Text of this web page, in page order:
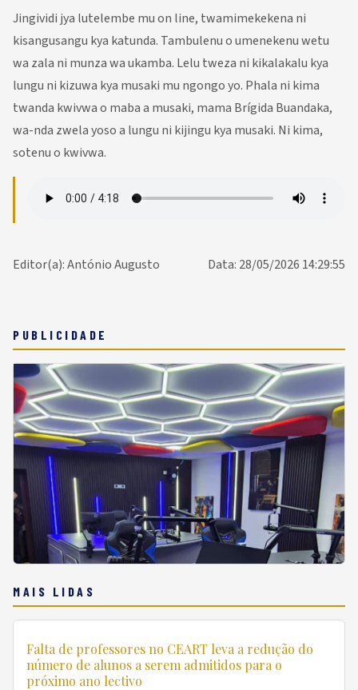
Jingividi jya lutelembe mu on line, twamimekekena ni
kisangusangu kya katunda. Tambulenu o umenekenu wetu
wa zala ni munza wa ukamba. Lelu tweza ni kikalakalu kya
lungu ni kizuwa kya musaki mu ngongo yo. Phala ni kima
twanda kwivwa o maba a musaki, mama Brígida Buandaka,
wa-nda zwela yoso a lungu ni kijingu kya musaki. Ni kima,
sotenu o kwivwa.
Data: 28/05/2026 14:29:55
Editor(a): António Augusto
PUBLICIDADE
MAIS LIDAS
Falta de professores no CEART leva a redução do
número de alunos a serem admitidos para o
próximo ano lectivo